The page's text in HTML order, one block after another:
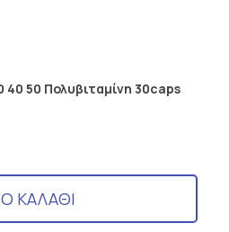
50 Πολυβιταμίνη 30caps
ΚΑΛΑΘΙ